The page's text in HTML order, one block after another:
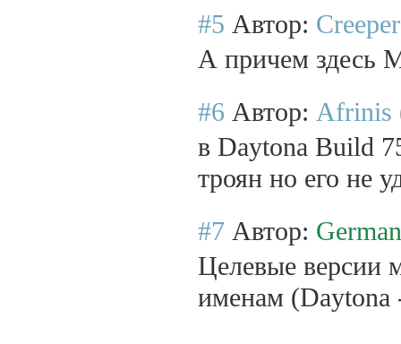
#5 Автор: Creeper
А причем здесь
#6 Автор: Afrinis
в Daytona Build
троян но его не
#7 Автор: German
Целевые версии
именам (Daytona